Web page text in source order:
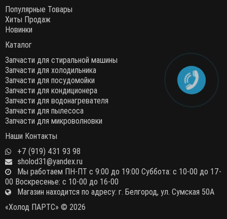
Популярные Товары
Хиты Продаж
Новинки
Каталог
Запчасти для стиральной машины
Запчасти для холодильника
Запчасти для посудомойки
Запчасти для кондиционера
Запчасти для водонагревателя
Запчасти для пылесоса
Запчасти для микроволновки
Наши Контакты
+7 (919) 431 93 98
sholod31@yandex.ru
Мы работаем ПН-ПТ с 9:00 до 19:00 Суббота: с 10-00 до 17-
00 Воскресенье: с 10-00 до 16-00
Магазин находится по адресу: г. Белгород, ул. Сумская 50А
«Холод ПАРТС» © 2026